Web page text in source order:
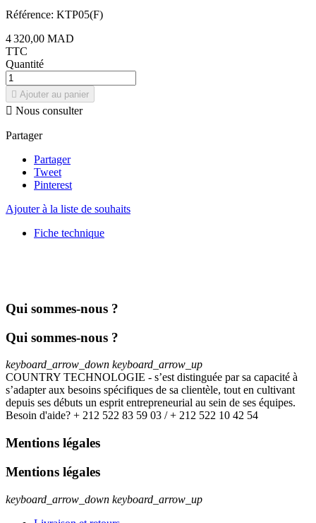
Référence: KTP05(F)
4 320,00 MAD
TTC
Quantité
 Ajouter au panier
 Nous consulter
Partager
Partager
Tweet
Pinterest
Ajouter à la liste de souhaits
Fiche technique
Qui sommes-nous ?
Qui sommes-nous ?
keyboard_arrow_down keyboard_arrow_up
COUNTRY TECHNOLOGIE - s’est distinguée par sa capacité à
s’adapter aux besoins spécifiques de sa clientèle, tout en cultivant
depuis ses débuts un esprit entrepreneurial au sein de ses équipes.
Besoin d'aide? + 212 522 83 59 03 / + 212 522 10 42 54
Mentions légales
Mentions légales
keyboard_arrow_down keyboard_arrow_up